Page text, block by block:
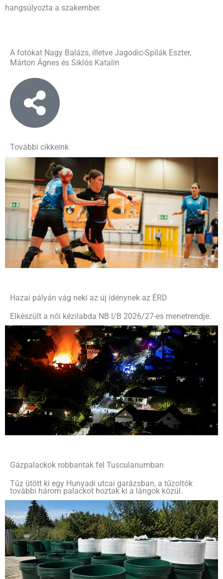
hangsúlyozta a szakember.
A fotókat Nagy Balázs, illetve Jagodic-Spilák Eszter,
Márton Ágnes és Siklós Katalin
További cikkeink
Hazai pályán vág neki az új idénynek az ÉRD
Elkészült a női kézilabda NB I/B 2026/27-es menetrendje.
Gázpalackok robbantak fel Tusculanumban
Tűz ütött ki egy Hunyadi utcai garázsban, a tűzoltók
további három palackot hoztak ki a lángok közül.